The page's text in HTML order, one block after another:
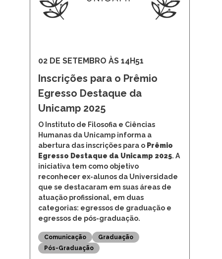
02 DE SETEMBRO ÀS 14H51
Inscrições para o Prêmio
Egresso Destaque da
Unicamp 2025
O Instituto de Filosofia e Ciências
Humanas da Unicamp informa a
abertura das inscrições para oPrêmio
Egresso Destaque da Unicamp 2025. A
iniciativa tem como objetivo
reconhecer ex-alunos da Universidade
que se destacaram em suas áreas de
atuação profissional, em duas
categorias: egressos de graduação e
egressos de pós-graduação.
Comunicação
Graduação
Pós-Graduação